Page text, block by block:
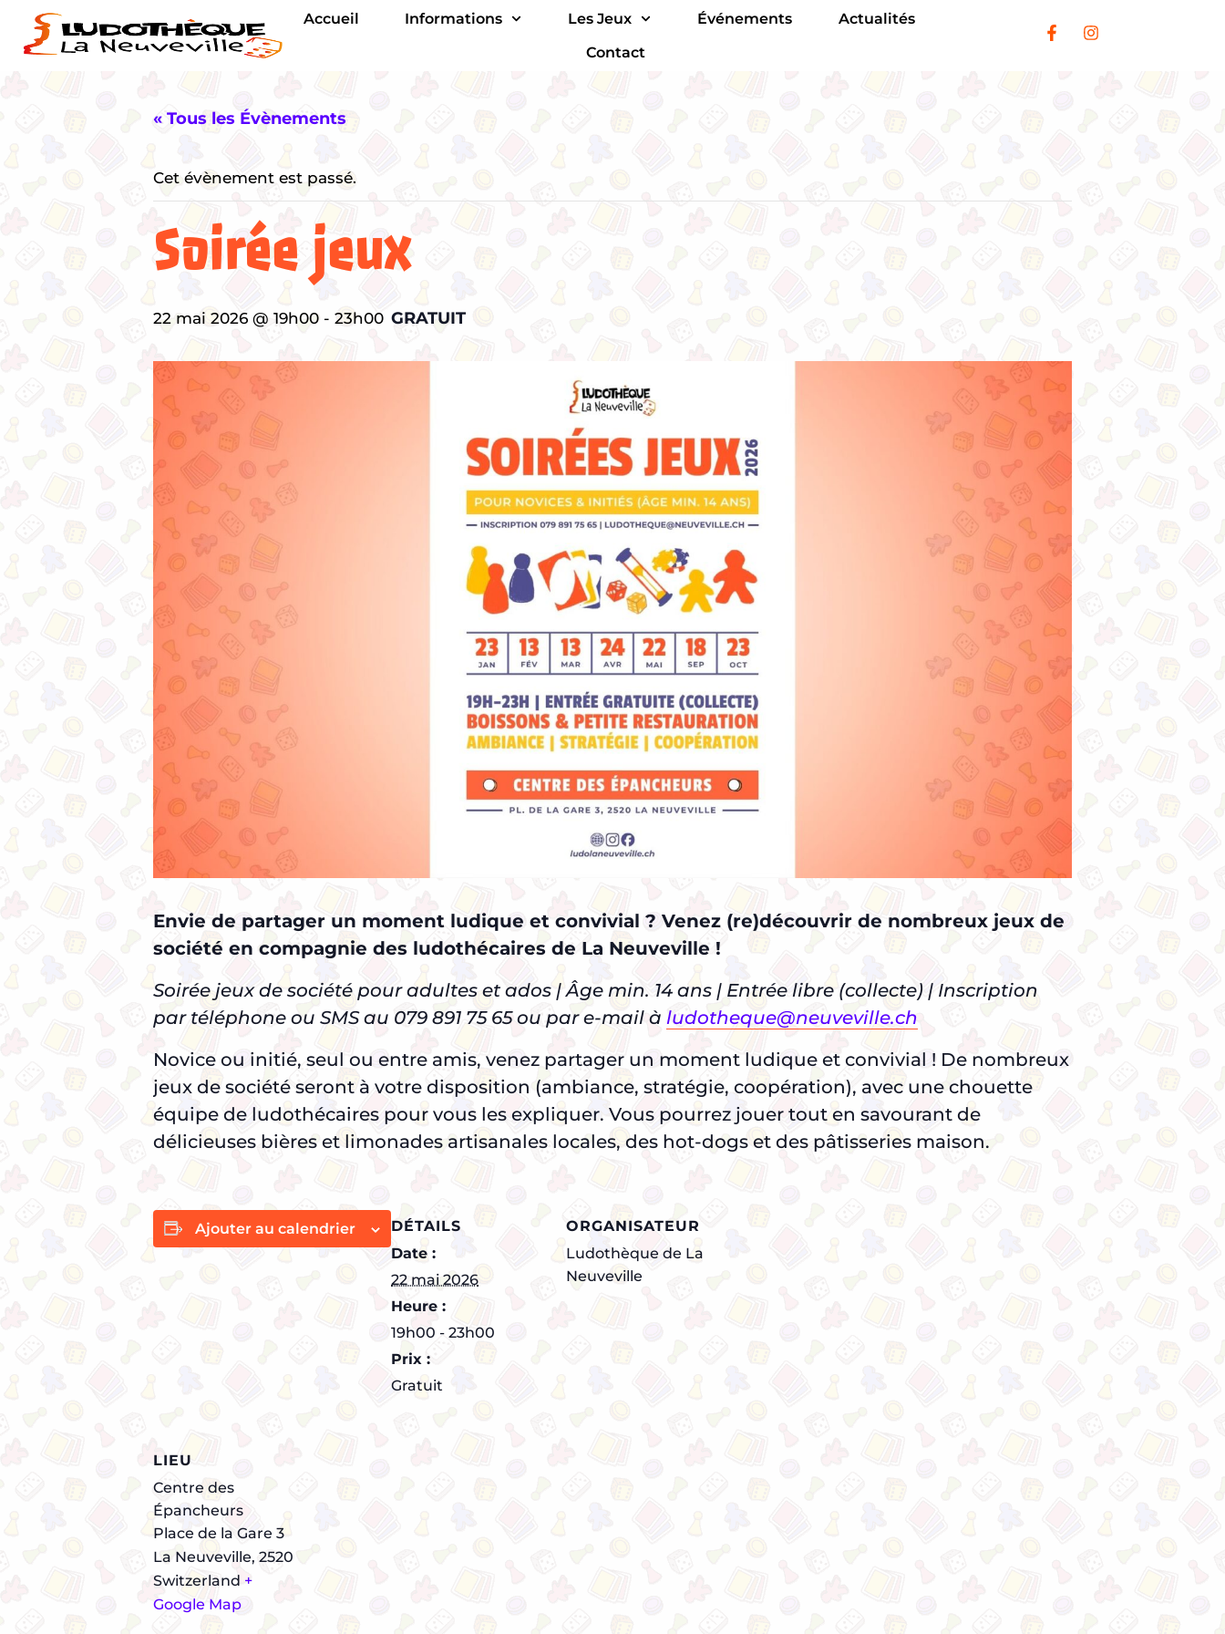
Accueil Informations Les Jeux Événements
Actualités
Contact
« Tous les Évènements
Cet évènement est passé.
Soirée jeux
22 mai 2026 @ 19h00 - 23h00 GRATUIT
Envie de partager un moment ludique et convivial ? Venez (re)découvrir de nombreux jeux de
société en compagnie des ludothécaires de La Neuveville !
Soirée jeux de société pour adultes et ados | Âge min. 14 ans | Entrée libre (collecte) | Inscription
par téléphone ou SMS au 079 891 75 65 ou par e-mail à ludotheque@neuveville.ch
Novice ou initié, seul ou entre amis, venez partager un moment ludique et convivial ! De nombreux
jeux de société seront à votre disposition (ambiance, stratégie, coopération), avec une chouette
équipe de ludothécaires pour vous les expliquer. Vous pourrez jouer tout en savourant de
délicieuses bières et limonades artisanales locales, des hot-dogs et des pâtisseries maison.
Ajouter au calendrier
DÉTAILS
Date :
22 mai 2026
Heure :
19h00 - 23h00
Prix :
Gratuit
ORGANISATEUR
Ludothèque de La
Neuveville
LIEU
Centre des
Épancheurs
Place de la Gare 3
La Neuveville, 2520
Switzerland +
Google Map